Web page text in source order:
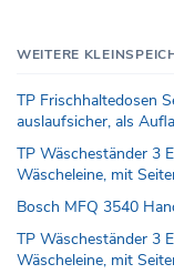
WEITERE
TP Frischhaltedosen
auslaufsicher, als
TP Wäscheständer 3
Wäscheleine, mit
Bosch MFQ 3540
TP Wäscheständer 3
Wäscheleine, mit